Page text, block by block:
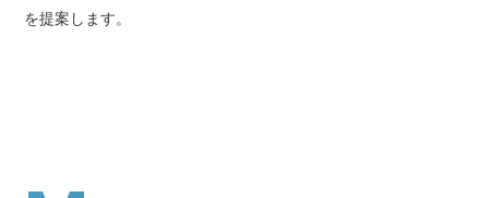
を提案します。